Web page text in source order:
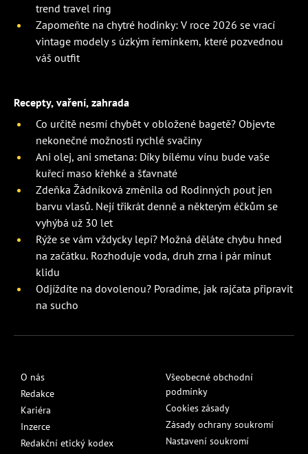
trend travel ring
Zapomeňte na chytré hodinky: V roce 2026 se vrací
vintage modely s úzkým řemínkem, které pozvednou
váš outfit
Recepty, vaření, zahrada
Co určitě nesmí chybět v obložené bagetě? Objevte
nekonečné možnosti rychlé svačiny
Ani olej, ani smetana: Díky bílému vínu bude vaše
kuřecí maso křehké a šťavnaté
Zdeňka Žádníková změnila od Rodinných pout jen
barvu vlasů. Nejí třikrát denně a některým éčkům se
vyhýbá už 30 let
Rýže se vám vždycky lepí? Možná děláte chybu hned
na začátku. Rozhoduje voda, druh zrna i pár minut
klidu
Odjíždíte na dovolenou? Poradíme, jak rajčata připravit
na sucho
O nás
Redakce
Kariéra
Inzerce
Redakční etický kodex
Všeobecné obchodní
podmínky
Cookies zásady
Zásady ochrany soukromí
Nastavení soukromí